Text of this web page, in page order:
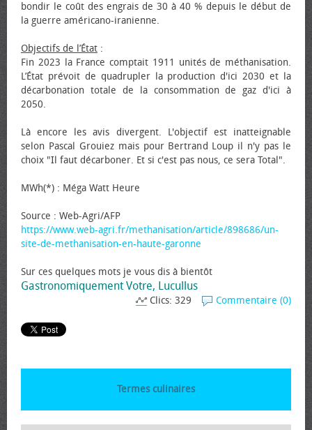
bondir le coût des engrais de 30 à 40 % depuis le début de
la guerre américano-iranienne.
Objectifs de l’État :
Fin 2023 la France comptait 1911 unités de méthanisation.
L’État prévoit de quadrupler la production d'ici 2030 et la
décarbonation totale de la consommation de gaz d'ici à
2050.
Là encore les avis divergent. L'objectif est inatteignable
selon Pascal Grouiez mais pour Bertrand Loup il n'y pas le
choix "Il faut décarboner. Et si c'est pas nous, ce sera Total".
MWh(*) : Méga Watt Heure
Source : Web-Agri/AFP
https://www.web-agri.fr/methanisation/article/898686/un-
site-de-methanisation-en-haute-garonne
Sur ces quelques mots je vous dis à bientôt
Gastronomiquement Votre, Lucullus
Commentaire (0)
Clics: 329
Termes culinaires